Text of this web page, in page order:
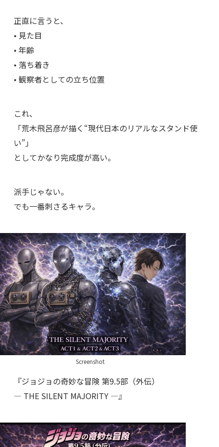
正直に言うと、
• 見た目
• 年齢
• 落ち着き
• 観察者としての立ち位置
これ、
「荒木飛呂彦が描く“現代日本のリアルなスタンド使
い”」
としてかなり完成度が高い。
派手じゃない。
でも一番刺さるキャラ。
Screenshot
『ジョジョの奇妙な冒険 第9.5部（外伝）
— THE SILENT MAJORITY —』